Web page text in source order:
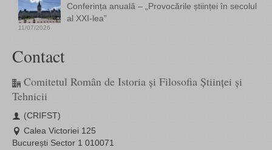
Conferința anuală – „Provocările științei în secolul
al XXI-lea”
11/07/2026
Contact
Comitetul Român de Istoria și Filosofia Științei și
Tehnicii
(CRIFST)
Calea Victoriei 125
București Sector 1 010071